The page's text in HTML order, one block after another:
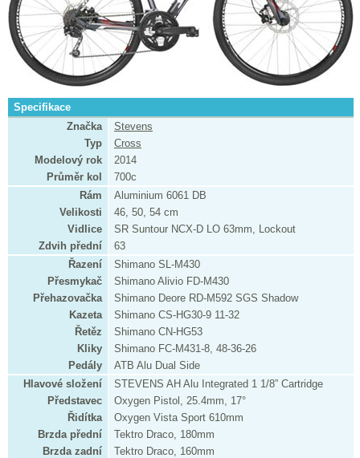
Specifikace
Značka
Stevens
Typ
Cross
Modelový rok
2014
Průměr kol
700c
Rám
Aluminium 6061 DB
Velikosti
46, 50, 54 cm
Vidlice
SR Suntour NCX-D LO 63mm, Lockout
Zdvih přední
63
Řazení
Shimano SL-M430
Přesmykač
Shimano Alivio FD-M430
Přehazovačka
Shimano Deore RD-M592 SGS Shadow
Kazeta
Shimano CS-HG30-9 11-32
Řetěz
Shimano CN-HG53
Kliky
Shimano FC-M431-8, 48-36-26
Pedály
ATB Alu Dual Side
Hlavové složení
STEVENS AH Alu Integrated 1 1/8” Cartridge
Představec
Oxygen Pistol, 25.4mm, 17°
Řidítka
Oxygen Vista Sport 610mm
Brzda přední
Tektro Draco, 180mm
Brzda zadní
Tektro Draco, 160mm